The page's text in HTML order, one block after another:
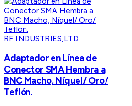
RF INDUSTRIES,LTD
Adaptador en Línea de
Conector SMA Hembra a
BNC Macho, Níquel/ Oro/
Teflón.